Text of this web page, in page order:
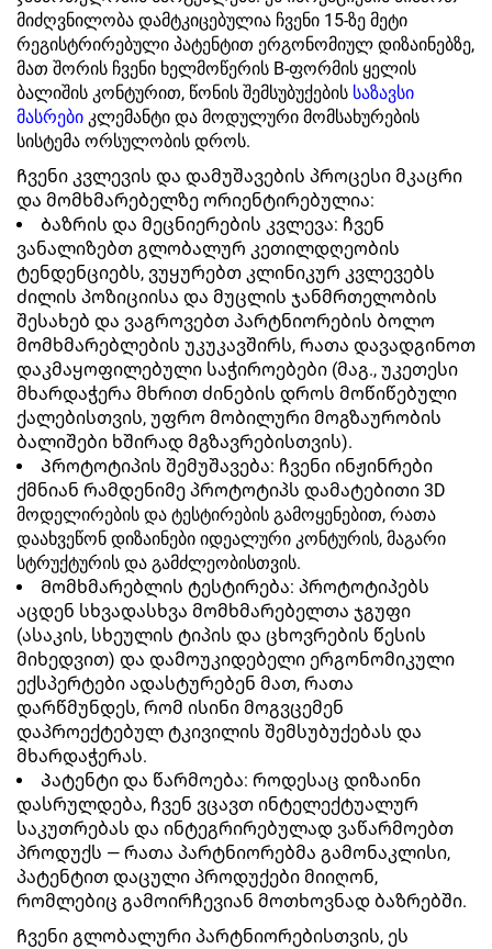
მიძღვნილობა დამტკიცებულია ჩვენი 15-ზე მეტი
რეგისტრირებული პატენტით ერგონომიულ დიზაინებზე,
მათ შორის ჩვენი ხელმოწერის B-ფორმის ყელის
ბალიშის კონტურით, წონის შემსუბუქების საზავსი
მასრები კლემანტი და მოდულური მომსახურების
სისტემა ორსულობის დროს.
Ჩვენი კვლევის და დამუშავების პროცესი მკაცრი
და მომხმარებელზე ორიენტირებულია:
Ბაზრის და მეცნიერების კვლევა: ჩვენ
ვანალიზებთ გლობალურ კეთილდღეობის
ტენდენციებს, ვუყურებთ კლინიკურ კვლევებს
ძილის პოზიციისა და მუცლის ჯანმრთელობის
შესახებ და ვაგროვებთ პარტნიორების ბოლო
მომხმარებლების უკუკავშირს, რათა დავადგინოთ
დაკმაყოფილებული საჭიროებები (მაგ., უკეთესი
მხარდაჭერა მხრით ძინების დროს მოწიწებული
ქალებისთვის, უფრო მობილური მოგზაურობის
ბალიშები ხშირად მგზავრებისთვის).
Პროტოტიპის შემუშავება: ჩვენი ინჟინრები
ქმნიან რამდენიმე პროტოტიპს დამატებითი 3D
მოდელირების და ტესტირების გამოყენებით, რათა
დაახვეწონ დიზაინები იდეალური კონტურის, მაგარი
სტრუქტურის და გამძლეობისთვის.
Მომხმარებლის ტესტირება: პროტოტიპებს
აცდენ სხვადასხვა მომხმარებელთა ჯგუფი
(ასაკის, სხეულის ტიპის და ცხოვრების წესის
მიხედვით) და დამოუკიდებელი ერგონომიკული
ექსპერტები ადასტურებენ მათ, რათა
დარწმუნდეს, რომ ისინი მოგვცემენ
დაპროექტებულ ტკივილის შემსუბუქებას და
მხარდაჭერას.
Პატენტი და წარმოება: როდესაც დიზაინი
დასრულდება, ჩვენ ვცავთ ინტელექტუალურ
საკუთრებას და ინტეგრირებულად ვაწარმოებთ
პროდუქს — რათა პარტნიორებმა გამონაკლისი,
პატენტით დაცული პროდუქები მიიღონ,
რომლებიც გამოირჩევიან მოთხოვნად ბაზრებში.
Ჩვენი გლობალური პარტნიორებისთვის, ეს